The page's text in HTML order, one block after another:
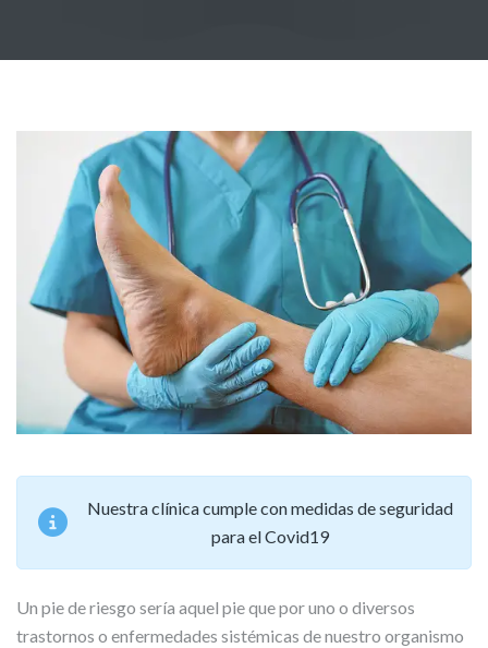
Nuestra clínica cumple con medidas de seguridad
para el Covid19
Un pie de riesgo sería aquel pie que por uno o diversos
trastornos o enfermedades sistémicas de nuestro organismo